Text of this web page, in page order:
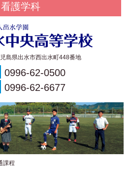
看護学科
島県出水市西出水町448番地
0996-62-0500
0996-62-6677
課程